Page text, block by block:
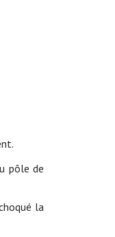
pôle de
la